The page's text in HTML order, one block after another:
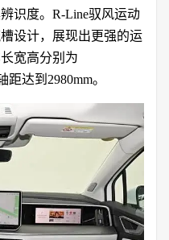
识度。R-Line驭风运动
设计，展现出更强的运
宽高分别为
距达到2980mm。